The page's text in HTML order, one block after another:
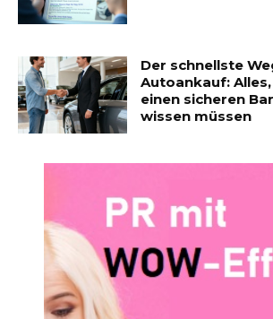
Der schnellste
Autoankauf:
einen sicheren
wissen müssen